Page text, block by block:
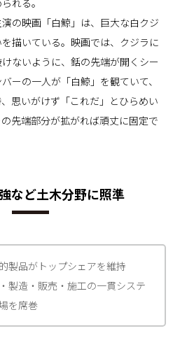
れる。
の映画「白鯨」は、巨大な白クジ
描いている。映画では、クジラに
ないように、銛の先端が開くシー
ーの一人が「白鯨」を観ていて、
思いがけず「これだ」とひらめい
先端部分が拡がれば頑丈に固定で
など土木分野に照準
製品がトップシェアを維持
製造・販売・施工の一貫システ
を席巻